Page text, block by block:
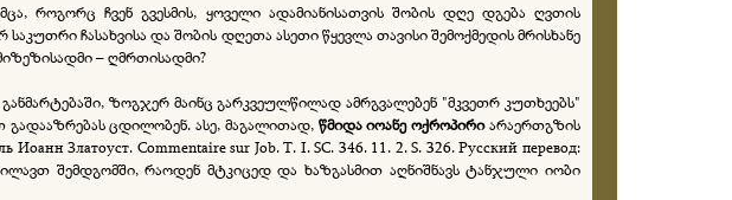
როგორც ჩვენ გვესმის, ყოველი ადამიანისათვის შობის დღე დგება ღვთის
ჩასახვისა და შობის დღეთა ასეთი წყევლა თავისი შემოქმედის მრისხანე
– ღმრთისადმი?
ზოგჯერ მაინც გარკვეულწილად ამრგვალებენ "მკვეთრ კუთხეებს"
ცდილობენ. ასე, მაგალითად, წმიდა იოანე ოქროპირიარაერთგზის
Златоуст. Commentaire sur Job. Т. I. SC. 346. 11. 2. S. 326. Русский перевод:
შემდგომში, რაოდენ მტკიცედ და ხაზგასმით აღნიშნავს ტანჯული იობი